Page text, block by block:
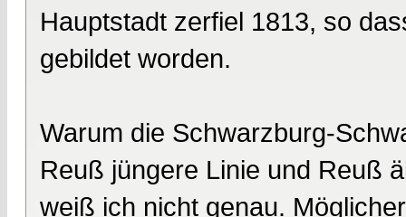
Hauptstadt zerfiel 1813, so
gebildet worden.
Warum die Schwarzburg-
Reuß jüngere Linie und Reuß
weiß ich nicht genau.